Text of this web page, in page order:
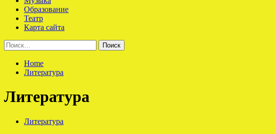
Образование
Театр
Карта сайта
Найти:
Home
Литература
Литература
Литература